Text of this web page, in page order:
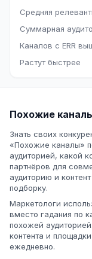
Средняя
Суммарная
Каналов с ERR
Растут быстрее
Похожие
Знать своих
«Похожие каналы»
аудиторией, какой
партнёров для
аудиторию и
подборку.
Маркетологи
вместо гадания по
похожей
контента и
ежедневно.